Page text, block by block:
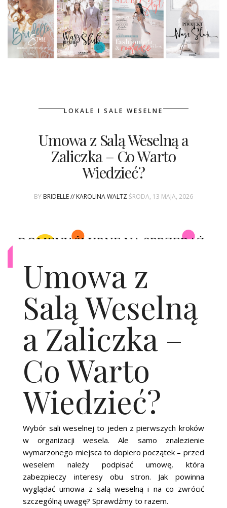
LOKALE I SALE WESELNE
Umowa z Salą Weselną a
Zaliczka – Co Warto
Wiedzieć?
BY BRIDELLE // KAROLINA WALTZ ŚRODA, 13 MAJA, 2026
Umowa z
Salą Weselną
a Zaliczka –
Co Warto
Wiedzieć?
Wybór sali weselnej to jeden z pierwszych kroków
w organizacji wesela. Ale samo znalezienie
wymarzonego miejsca to dopiero początek – przed
weselem należy podpisać umowę, która
zabezpieczy interesy obu stron. Jak powinna
wyglądać umowa z salą weselną i na co zwrócić
szczególną uwagę? Sprawdźmy to razem.